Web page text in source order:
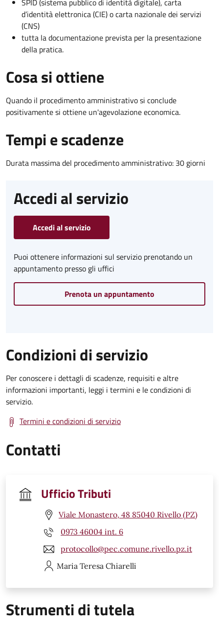
d’identità elettronica (CIE) o carta nazionale dei servizi
(CNS)
tutta la documentazione prevista per la presentazione
della pratica.
Cosa si ottiene
Quando il procedimento amministrativo si conclude
positivamente si ottiene un'agevolazione economica.
Tempi e scadenze
Durata massima del procedimento amministrativo: 30 giorni
Accedi al servizio
Accedi al servizio
Puoi ottenere informazioni sul servizio prenotando un
appuntamento presso gli uffici
Prenota un appuntamento
Condizioni di servizio
Per conoscere i dettagli di scadenze, requisiti e altre
informazioni importanti, leggi i termini e le condizioni di
servizio.
Termini e condizioni di servizio
Contatti
Ufficio Tributi
Viale Monastero, 48 85040 Rivello (PZ)
0973 46004 int. 6
protocollo@pec.comune.rivello.pz.it
Maria Teresa Chiarelli
Strumenti di tutela